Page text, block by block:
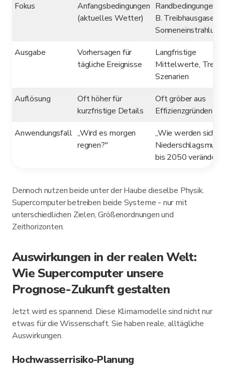
Fokus
Anfangsbedingungen
(aktuelles Wetter)
Randbedingungen
B. Treibhausgase,
Sonneneinstrahlung)
Ausgabe
Vorhersagen für
tägliche Ereignisse
Langfristige
Mittelwerte,
Szenarien
Auflösung
Oft höher für
kurzfristige Details
Oft gröber aus
Effizienzgründen
Anwendungsfall „Wird es morgen
regnen?"
„Wie werden sich
bis 2050
Dennoch nutzen beide unter der Haube dieselbe Physik.
Supercomputer betreiben beide Systeme - nur mit
unterschiedlichen Zielen, Größenordnungen und
Zeithorizonten.
Auswirkungen in der realen Welt:
Wie Supercomputer unsere
Prognose-Zukunft gestalten
Jetzt wird es spannend. Diese Klimamodelle sind nicht nur
etwas für die Wissenschaft. Sie haben reale, alltägliche
Auswirkungen.
Hochwasserrisiko-Planung